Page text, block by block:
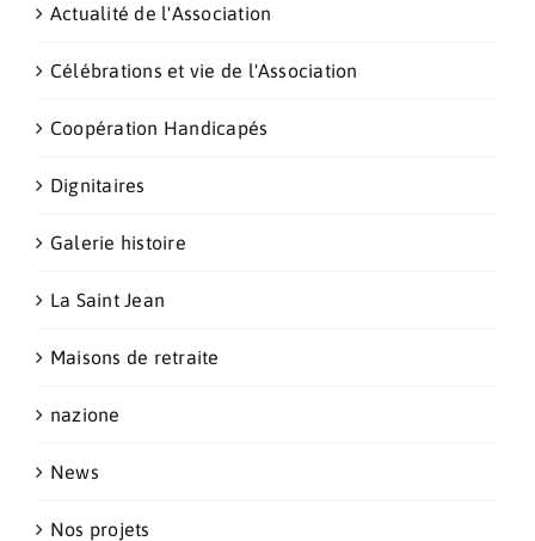
Actualité de l'Association
Célébrations et vie de l'Association
Coopération Handicapés
Dignitaires
Galerie histoire
La Saint Jean
Maisons de retraite
nazione
News
Nos projets